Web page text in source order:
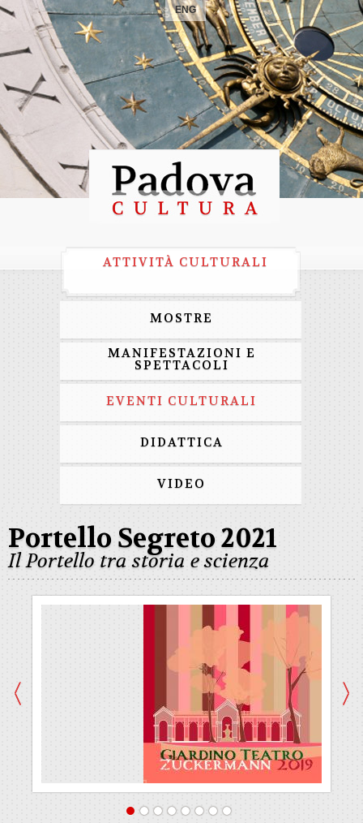
ENG
ATTIVITÀ CULTURALI
MOSTRE
MANIFESTAZIONI E
SPETTACOLI
EVENTI CULTURALI
DIDATTICA
VIDEO
Portello Segreto 2021
Il Portello tra storia e scienza